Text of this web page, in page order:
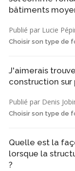
bâtiments
Publié par Lucie
Choisir son type de
J'aimerais
construction sur
Publié par Denis
Choisir son type de
Quelle est la
lorsque la
?